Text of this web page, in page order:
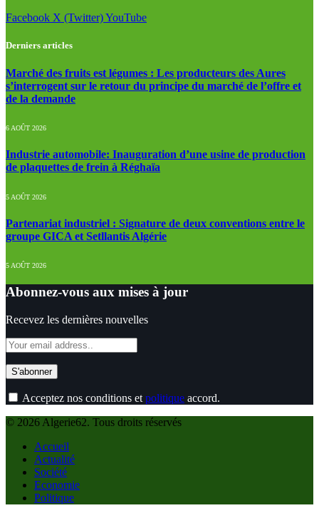
Facebook X (Twitter)YouTube
Derniers articles
Marché des fruits est légumes : Les producteurs des Aures
s’interrogent sur le retour du principe du marché de l’offre et
de la demande
6 AOÛT 2026
Industrie automobile: Inauguration d’une usine de production
de plaquettes de frein à Réghaïa
5 AOÛT 2026
Partenariat industriel : Signature de deux conventions entre le
groupe GICA et Setllantis Algérie
5 AOÛT 2026
Abonnez-vous aux mises à jour
Recevez les dernières nouvelles
Acceptez nos conditions et politique accord.
© 2026 Algerie62. Tous droits réservés
Accueil
Actualité
Société
Economie
Politique